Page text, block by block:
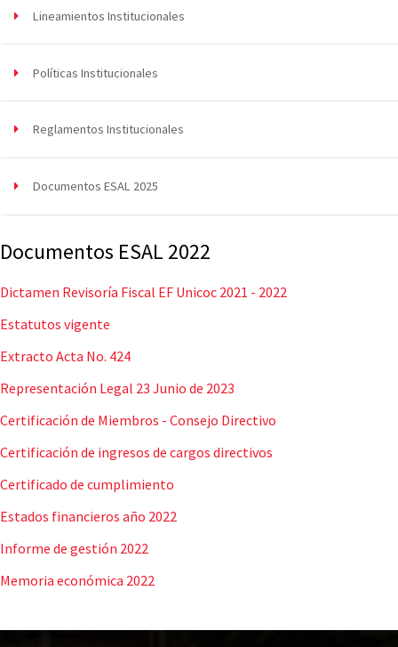
Lineamientos Institucionales
Políticas Institucionales
Reglamentos Institucionales
Documentos ESAL 2025
Documentos ESAL 2022
Dictamen Revisoría Fiscal EF Unicoc 2021 - 2022
Estatutos vigente
Extracto Acta No. 424
Representación Legal 23 Junio de 2023
Certificación de Miembros - Consejo Directivo
Certificación de ingresos de cargos directivos
Certificado de cumplimiento
Estados financieros año 2022
Informe de gestión 2022
Memoria económica 2022